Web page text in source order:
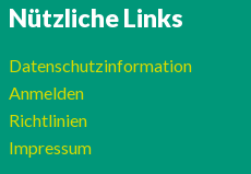
Nützliche Links
Datenschutzinformation
Anmelden
Richtlinien
Impressum